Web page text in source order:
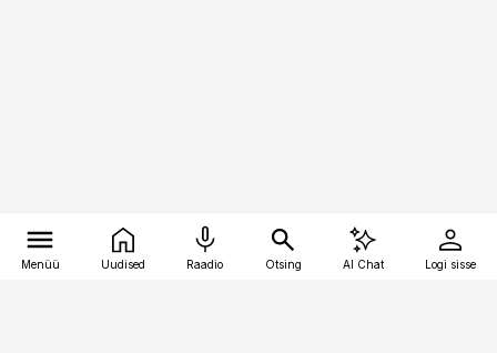
Menüü Uudised Raadio Otsing AI Chat Logi sisse